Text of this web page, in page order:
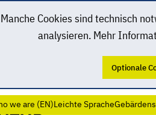
Cookies sind technisch
analysieren. Mehr
Optionale
we are (EN)Leichte Sprache